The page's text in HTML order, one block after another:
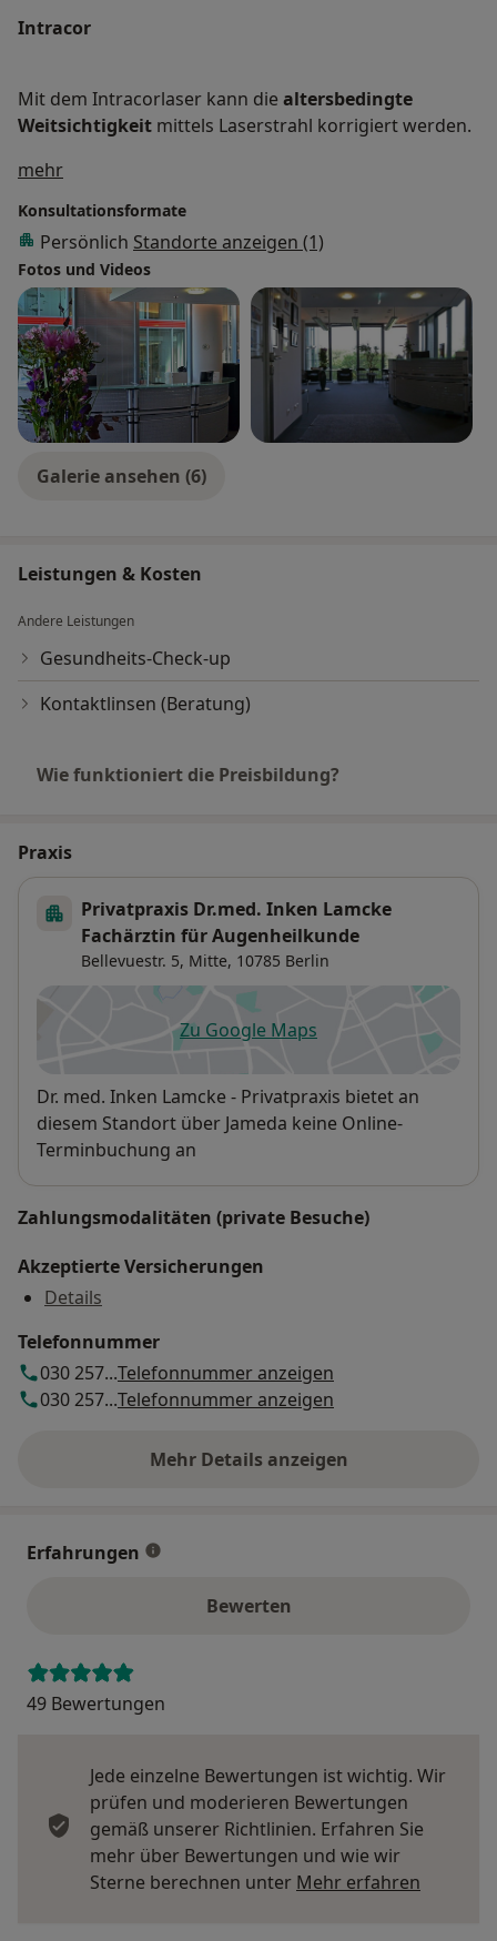
Intracor
Mit dem Intracorlaser kann die altersbedingte
Weitsichtigkeit mittels Laserstrahl korrigiert werden.
mehrÜber mich
Konsultationsformate
Persönlich Standorte anzeigen (1)
Fotos und Videos
Galerie ansehen (6)
Leistungen & Kosten
Andere Leistungen
Gesundheits-Check-up
Kontaktlinsen (Beratung)
Wie funktioniert die Preisbildung?
Praxis
Privatpraxis Dr.med. Inken Lamcke
Fachärztin für Augenheilkunde
Bellevuestr. 5, Mitte, 10785 Berlin
Zu Google Mapsöffnet in einer neuen
Verfügbarkeit
Dr. med. Inken Lamcke - Privatpraxis bietet an
diesem Standort über Jameda keine Online-
Terminbuchung an
Zahlungsmodalitäten (private Besuche)
Akzeptierte Versicherungen
Details
Telefonnummer
030 257...Telefonnummer anzeigen
030 257...Telefonnummer anzeigen
Mehr Details anzeigen
über die Adresse
Erfahrungen
Bewerten
49 Bewertungen
Jede einzelne Bewertungen ist wichtig. Wir
prüfen und moderieren Bewertungen
gemäß unserer Richtlinien. Erfahren Sie
mehr über Bewertungen und wie wir
Sterne berechnen unter Mehr erfahren